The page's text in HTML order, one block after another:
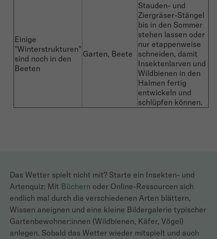
Einige
"Winterstrukturen"
sind noch in den
Beeten
Garten, Beete
Stauden- und
Ziergräser-Stängel
bis in den Sommer
stehen lassen oder
nur etappenweise
schneiden, damit
Insektenlarven und
Wildbienen in den
Halmen fertig
entwickeln und
schlüpfen können.
Das Wetter spielt nicht mit? Starte ein Insekten- und
Artenquiz: Mit Büchern oder Online-Ressourcen sich
endlich mal durch die verschiedenen Arten blättern,
Wissen aneignen und eine kleine Bildergalerie typischer
Gartenbewohner:innen (Wildbienen, Käfer, Vögel)
anlegen. Sobald das Wetter wieder mitspielt und auch